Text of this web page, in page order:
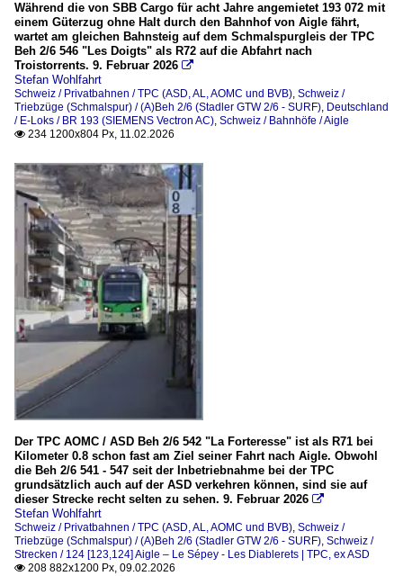
Während die von SBB Cargo für acht Jahre angemietet 193 072 mit
einem Güterzug ohne Halt durch den Bahnhof von Aigle fährt,
wartet am gleichen Bahnsteig auf dem Schmalspurgleis der TPC
Beh 2/6 546 "Les Doigts" als R72 auf die Abfahrt nach
Troistorrents. 9. Februar 2026 
Stefan Wohlfahrt
Schweiz / Privatbahnen / TPC (ASD, AL, AOMC und BVB), Schweiz /
Triebzüge (Schmalspur) / (A)Beh 2/6 (Stadler GTW 2/6 - SURF), Deutschland
/ E-Loks / BR 193 (SIEMENS Vectron AC), Schweiz / Bahnhöfe / Aigle
 234 1200x804 Px, 11.02.2026
Der TPC AOMC / ASD Beh 2/6 542 "La Forteresse" ist als R71 bei
Kilometer 0.8 schon fast am Ziel seiner Fahrt nach Aigle. Obwohl
die Beh 2/6 541 - 547 seit der Inbetriebnahme bei der TPC
grundsätzlich auch auf der ASD verkehren können, sind sie auf
dieser Strecke recht selten zu sehen. 9. Februar 2026 
Stefan Wohlfahrt
Schweiz / Privatbahnen / TPC (ASD, AL, AOMC und BVB), Schweiz /
Triebzüge (Schmalspur) / (A)Beh 2/6 (Stadler GTW 2/6 - SURF), Schweiz /
Strecken / 124 [123,124] Aigle – Le Sépey - Les Diablerets | TPC, ex ASD
 208 882x1200 Px, 09.02.2026